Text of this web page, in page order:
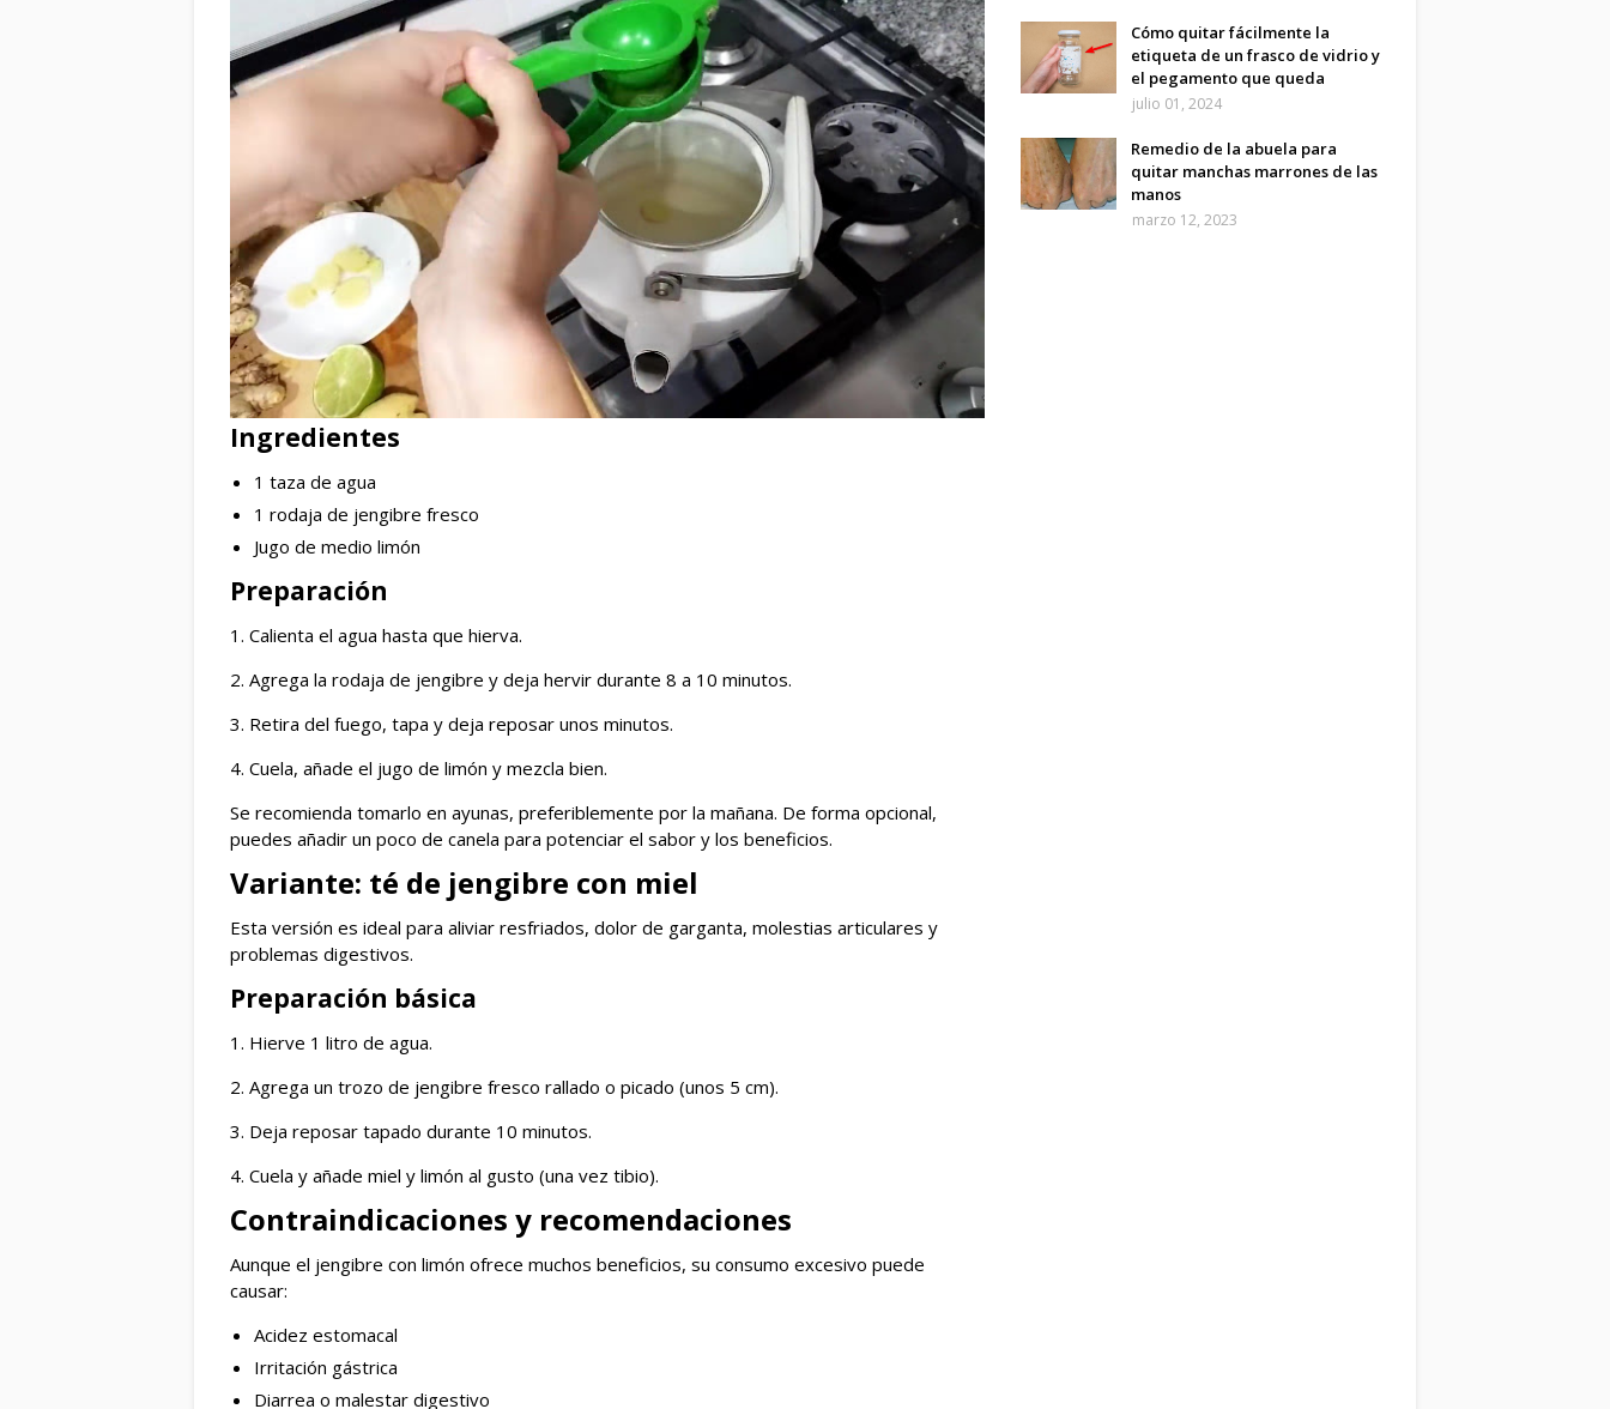
Ingredientes
1 taza de agua
1 rodaja de jengibre fresco
Jugo de medio limón
Preparación
1. Calienta el agua hasta que hierva.
2. Agrega la rodaja de jengibre y deja hervir durante 8 a 10 minutos.
3. Retira del fuego, tapa y deja reposar unos minutos.
4. Cuela, añade el jugo de limón y mezcla bien.
Se recomienda tomarlo en ayunas, preferiblemente por la mañana. De forma opcional,
puedes añadir un poco de canela para potenciar el sabor y los beneficios.
Variante: té de jengibre con miel
Esta versión es ideal para aliviar resfriados, dolor de garganta, molestias articulares y
problemas digestivos.
Preparación básica
1. Hierve 1 litro de agua.
2. Agrega un trozo de jengibre fresco rallado o picado (unos 5 cm).
3. Deja reposar tapado durante 10 minutos.
4. Cuela y añade miel y limón al gusto (una vez tibio).
Contraindicaciones y recomendaciones
Aunque el jengibre con limón ofrece muchos beneficios, su consumo excesivo puede
causar:
Acidez estomacal
Irritación gástrica
Diarrea o malestar digestivo
Cómo quitar fácilmente la
etiqueta de un frasco de vidrio y
el pegamento que queda
julio 01, 2024
Remedio de la abuela para
quitar manchas marrones de las
manos
marzo 12, 2023